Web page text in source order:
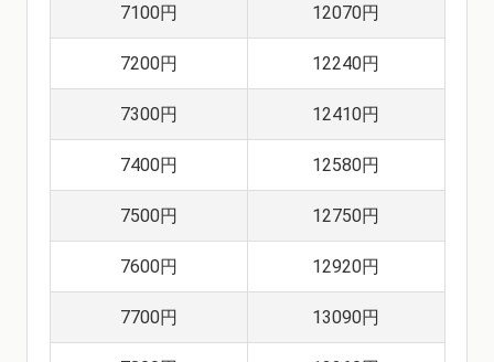
7100円 12070円
7200円 12240円
7300円 12410円
7400円 12580円
7500円 12750円
7600円 12920円
7700円 13090円